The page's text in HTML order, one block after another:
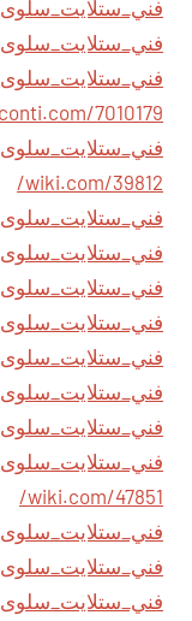
فني_ستلايت_سلوى
فني_ستلايت_سلوى
فني_ستلايت_سلوى
فني_ستلايت_سلوى
wiki.com/39812/
فني_ستلايت_سلوى
فني_ستلايت_سلوى
فني_ستلايت_سلوى
فني_ستلايت_سلوى
فني_ستلايت_سلوى
فني_ستلايت_سلوى
فني_ستلايت_سلوى
فني_ستلايت_سلوى
wiki.com/47851/
فني_ستلايت_سلوى
فني_ستلايت_سلوى
فني_ستلايت_سلوى